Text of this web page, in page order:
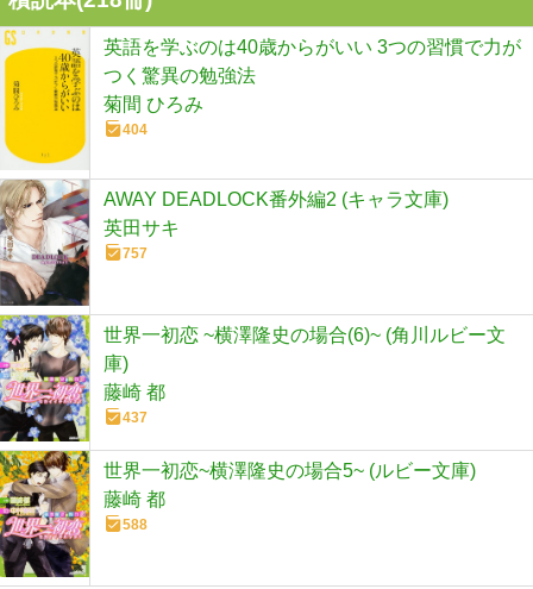
英語を学ぶのは40歳からがいい 3つの習慣で力が
つく驚異の勉強法
菊間 ひろみ
404
AWAY DEADLOCK番外編2 (キャラ文庫)
英田サキ
757
世界一初恋 ~横澤隆史の場合(6)~ (角川ルビー文
庫)
藤崎 都
437
世界一初恋~横澤隆史の場合5~ (ルビー文庫)
藤崎 都
588